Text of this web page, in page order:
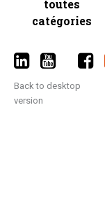
toutes
catégories
Back to desktop
version